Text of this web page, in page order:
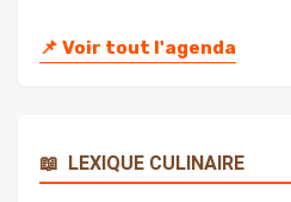
📌 Voir tout l'agenda
📖 LEXIQUE CULINAIRE
Rechercher